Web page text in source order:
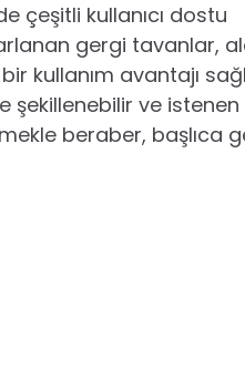
çeşitli kullanıcı dostu
gergi tavanlar,
kullanım avantajı
şekillenebilir ve istenen
beraber, başlıca